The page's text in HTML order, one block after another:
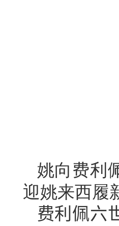
姚向费利
迎姚来西履
费利佩六